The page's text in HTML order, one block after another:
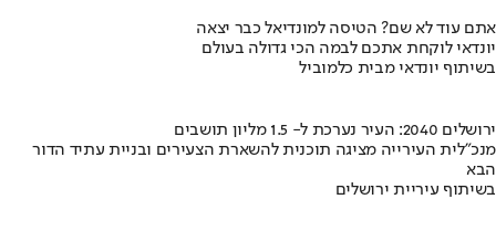
אתם עוד לא שם? הטיסה למונדיאל כבר יצאה
יונדאי לוקחת אתכם לבמה הכי גדולה בעולם
בשיתוף יונדאי מבית כלמוביל
ירושלים 2040: העיר נערכת ל- 1.5 מליון תושבים
מנכ"לית העירייה מציגה תוכנית להשארת הצעירים ובניית עתיד הדור
הבא
בשיתוף עיריית ירושלים